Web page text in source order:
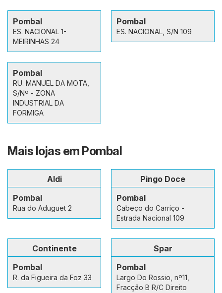
Pombal
ES. NACIONAL 1-
MEIRINHAS 24
Pombal
ES. NACIONAL, S/N 109
Pombal
RU. MANUEL DA MOTA,
S/Nº - ZONA
INDUSTRIAL DA
FORMIGA
Mais lojas em Pombal
Aldi
Pombal
Rua do Aduguet 2
Pingo Doce
Pombal
Cabeço do Carriço -
Estrada Nacional 109
Continente
Pombal
R. da Figueira da Foz 33
Spar
Pombal
Largo Do Rossio, nº11,
Fracção B R/C Direito